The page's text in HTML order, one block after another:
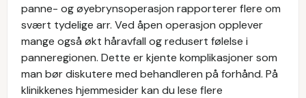
panne- og øyebrynsoperasjon rapporterer flere om
svært tydelige arr. Ved åpen operasjon opplever
mange også økt håravfall og redusert følelse i
panneregionen. Dette er kjente komplikasjoner som
man bør diskutere med behandleren på forhånd. På
klinikkenes hjemmesider kan du lese flere